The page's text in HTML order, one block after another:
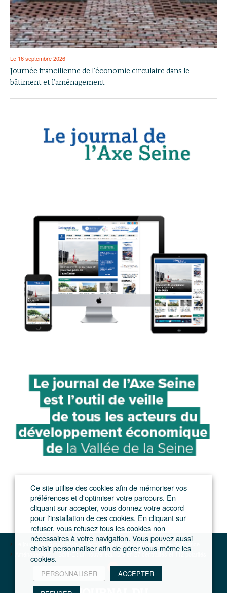
Le 16 septembre 2026
Journée francilienne de l’économie circulaire dans le
bâtiment et l’aménagement
Le journal du Grand Paris – L'actualité du développement de l'Ile-de-France
Aménagement
Sdrif-E : un nouvel équilibre en 27 centralités et 112 polarités
Ce site utilise des cookies afin de mémoriser vos
préférences et d'optimiser votre parcours. En
cliquant sur accepter, vous donnez votre accord
pour l'installation de ces cookies. En cliquant sur
refuser, vous refusez tous les cookies non
nécessaires à votre navigation. Vous pouvez aussi
choisir personnaliser afin de gérer vous-même les
cookies.
PERSONNALISER ACCEPTER